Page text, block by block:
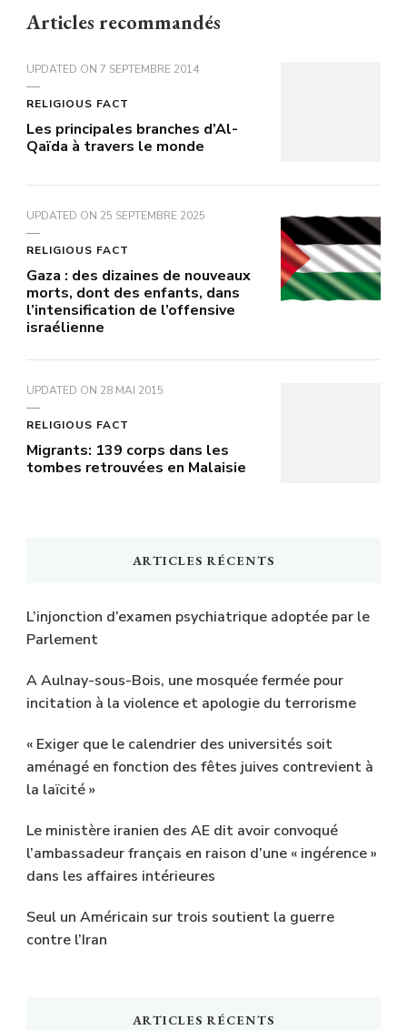
Articles recommandés
UPDATED ON 7 SEPTEMBRE 2014
RELIGIOUS FACT
Les principales branches d’Al-
Qaïda à travers le monde
UPDATED ON 25 SEPTEMBRE 2025
RELIGIOUS FACT
Gaza : des dizaines de nouveaux
morts, dont des enfants, dans
l’intensification de l’offensive
israélienne
UPDATED ON 28 MAI 2015
RELIGIOUS FACT
Migrants: 139 corps dans les
tombes retrouvées en Malaisie
ARTICLES RÉCENTS
L’injonction d’examen psychiatrique adoptée par le
Parlement
A Aulnay-sous-Bois, une mosquée fermée pour
incitation à la violence et apologie du terrorisme
« Exiger que le calendrier des universités soit
aménagé en fonction des fêtes juives contrevient à
la laïcité »
Le ministère iranien des AE dit avoir convoqué
l’ambassadeur français en raison d’une « ingérence »
dans les affaires intérieures
Seul un Américain sur trois soutient la guerre
contre l’Iran
ARTICLES RÉCENTS